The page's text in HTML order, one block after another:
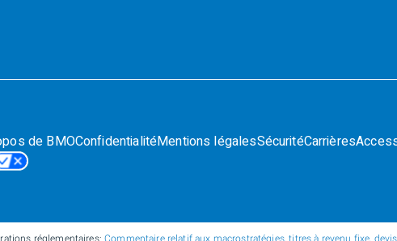
de BMOConfidentialitéMentions légalesSécuritéCarrières